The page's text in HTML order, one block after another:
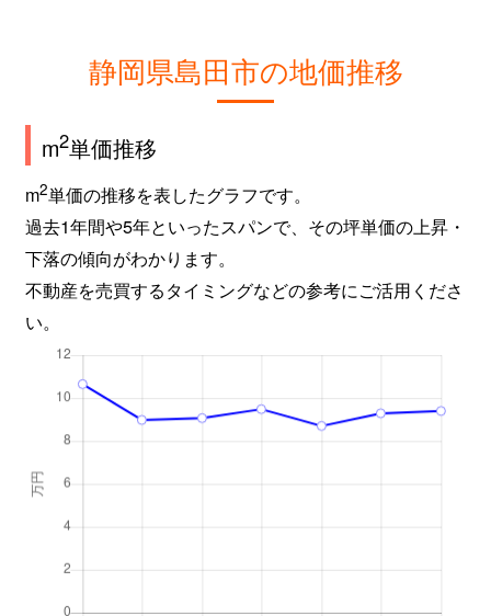
静岡県島田市の地価推移
m2単価推移
m2単価の推移を表したグラフです。
過去1年間や5年といったスパンで、その坪単価の上昇・
下落の傾向がわかります。
不動産を売買するタイミングなどの参考にご活用くださ
い。